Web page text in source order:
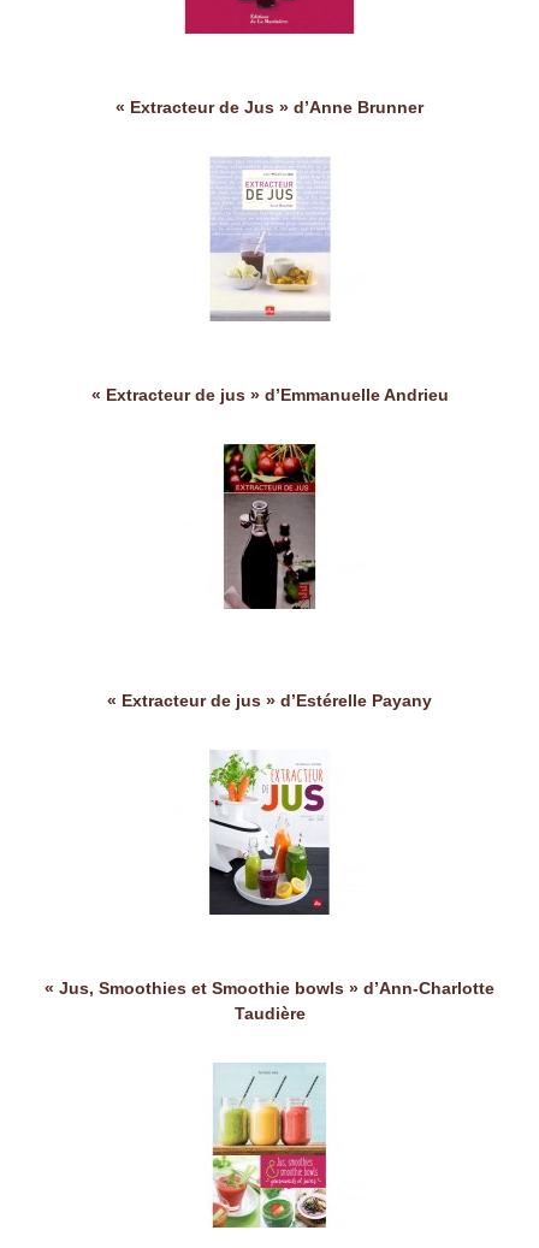
« Extracteur de Jus » d’Anne Brunner
« Extracteur de jus » d’Emmanuelle Andrieu
« Extracteur de jus » d’Estérelle Payany
« Jus, Smoothies et Smoothie bowls » d’Ann-Charlotte
Taudière